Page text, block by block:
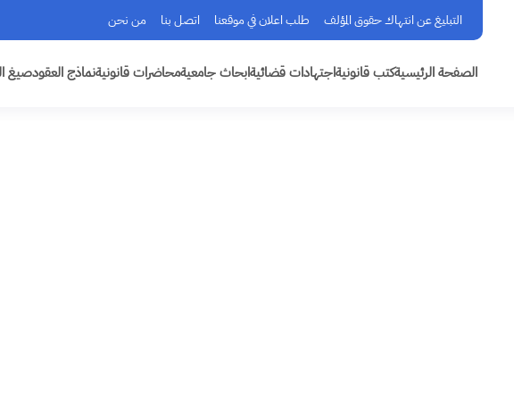
التبليغ عن انتهاك حقوق المؤلف طلب اعلان في موقعنا اتصل بنا من نحن
الصفحة الرئيسيةكتب قانونيةاجتهادات قضائيةابحاث جامعيةمحاضرات قانونيةنماذج العقودصيغ